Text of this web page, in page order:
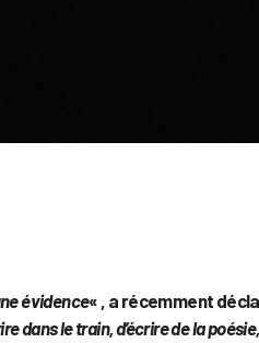
évidence« , a récemment
dans le train, d’écrire de la